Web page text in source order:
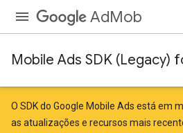
AdMob
Mobile Ads SDK (Legacy)
O SDK do Google Mobile Ads está em
as atualizações e recursos mais